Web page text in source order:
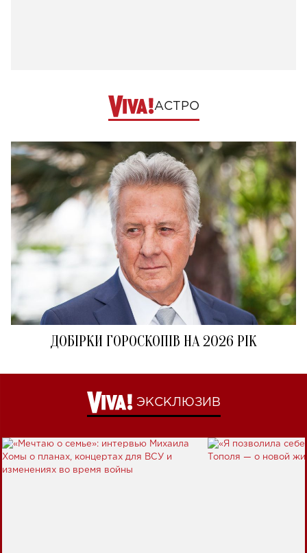
АСТРО
ДОБІРКИ ГОРОСКОПІВ НА 2026 РІК
ЭКСКЛЮЗИВ